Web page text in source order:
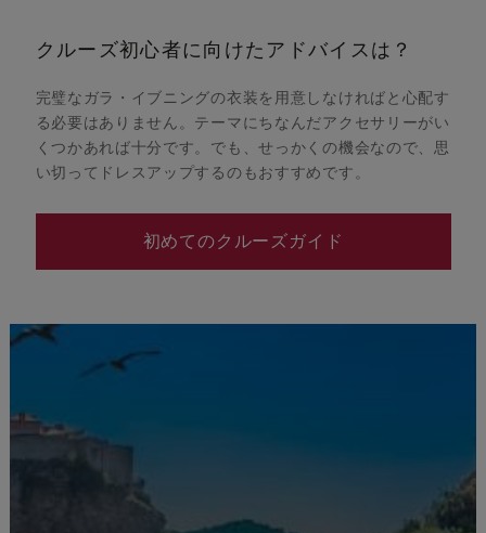
クルーズ初心者に向けたアドバイスは？
完璧なガラ・イブニングの衣装を用意しなければと心配す
る必要はありません。テーマにちなんだアクセサリーがい
くつかあれば十分です。でも、せっかくの機会なので、思
い切ってドレスアップするのもおすすめです。
初めてのクルーズガイド